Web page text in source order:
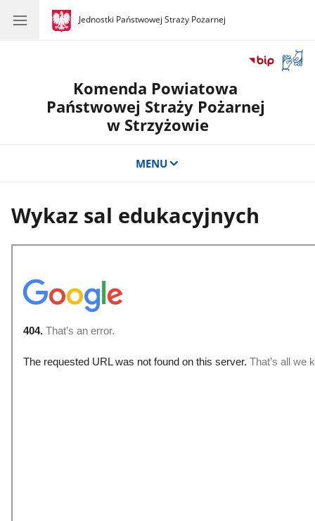
gov.pl
Jednostki Państwowej Straży Pożarnej
gov.pl
Jednostki
okno
Komenda Powiatowa
Państwowej Straży Pożarnej
w Strzyżowie
MENU
Wykaz sal edukacyjnych